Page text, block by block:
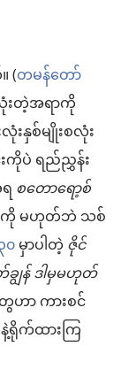
(တမန်တော်
းတဲ့အရာကို
းနှစ်မျိုးစလုံး
ကိုပဲ ရည်ညွှန်း
စတောရော့စ်
ကို မဟုတ်ဘဲ သစ်
မှာပါတဲ့ဇိုင်
ျွန် ဒါမှမဟုတ်
ာ ကားစင်
က်ထားကြ